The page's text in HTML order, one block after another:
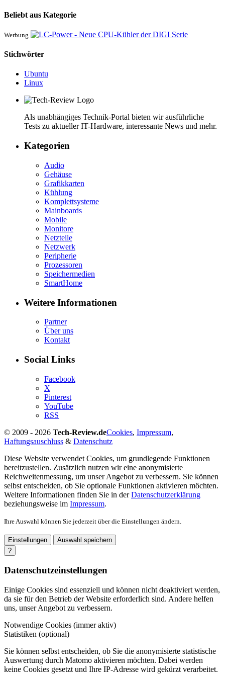
Beliebt aus Kategorie
Werbung
Stichwörter
Ubuntu
Linux
Als unabhängiges Technik-Portal bieten wir ausführliche
Tests zu aktueller IT-Hardware, interessante News und mehr.
Kategorien
Audio
Gehäuse
Grafikkarten
Kühlung
Komplettsysteme
Mainboards
Mobile
Monitore
Netzteile
Netzwerk
Peripherie
Prozessoren
Speichermedien
SmartHome
Weitere Informationen
Partner
Über uns
Kontakt
Social Links
Facebook
X
Pinterest
YouTube
RSS
© 2009 - 2026 Tech-Review.deCookies, Impressum,
Haftungsauschluss & Datenschutz
Diese Website verwendet Cookies, um grundlegende Funktionen
bereitzustellen. Zusätzlich nutzen wir eine anonymisierte
Reichweitenmessung, um unser Angebot zu verbessern. Sie können
selbst entscheiden, ob Sie optionale Funktionen aktivieren möchten.
Weitere Informationen finden Sie in derDatenschutzerklärung
beziehungsweise im Impressum.
Ihre Auswahl können Sie jederzeit über die Einstellungen ändern.
Einstellungen
Auswahl speichern
?
Datenschutzeinstellungen
Einige Cookies sind essenziell und können nicht deaktiviert werden,
da sie für den Betrieb der Website erforderlich sind. Andere helfen
uns, unser Angebot zu verbessern.
Notwendige Cookies (immer aktiv)
Statistiken (optional)
Sie können selbst entscheiden, ob Sie die anonymisierte statistische
Auswertung durch Matomo aktivieren möchten. Dabei werden
keine Cookies gesetzt und Ihre IP-Adresse wird gekürzt verarbeitet.